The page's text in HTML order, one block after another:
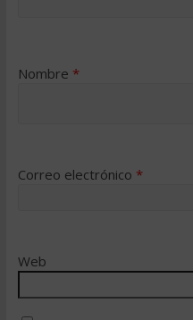
Nombre *
Correo electrónico *
Web